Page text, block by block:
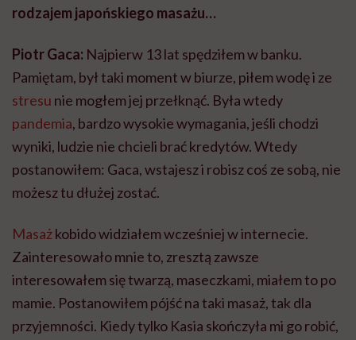
rodzajem japońskiego masażu…
Piotr Gaca: Najpierw 13 lat spędziłem w banku.
Pamiętam, był taki moment w biurze, piłem wodę i ze
stresu nie mogłem jej przełknąć. Była wtedy
pandemia, bardzo wysokie wymagania, jeśli chodzi
wyniki, ludzie nie chcieli brać kredytów. Wtedy
postanowiłem: Gaca, wstajesz i robisz coś ze sobą, nie
możesz tu dłużej zostać.
Masażkobido widziałem wcześniej w internecie.
Zainteresowało mnie to, zresztą zawsze
interesowałem się twarzą, maseczkami, miałem to po
mamie. Postanowiłem pójść na taki masaż, tak dla
przyjemności. Kiedy tylko Kasia skończyła mi go robić,